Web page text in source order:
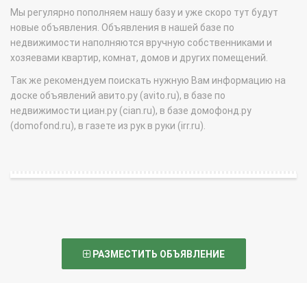
Мы регулярно пополняем нашу базу и уже скоро тут будут
новые объявления. Объявления в нашей базе по
недвижимости наполняются вручную собственниками и
хозяевами квартир, комнат, домов и других помещений.
Так же рекомендуем поискать нужную Вам информацию на
доске объявлений авито.ру (avito.ru), в базе по
недвижимости циан.ру (cian.ru), в базе домофонд.ру
(domofond.ru), в газете из рук в руки (irr.ru).
РАЗМЕСТИТЬ ОБЪЯВЛЕНИЕ